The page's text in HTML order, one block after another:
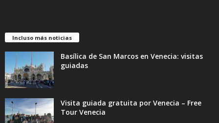
Incluso más noticias
Basílica de San Marcos en Venecia: visitas
guiadas
Visita guiada gratuita por Venecia – Free
Tour Venecia